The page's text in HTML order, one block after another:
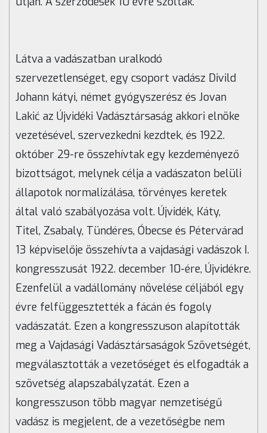
Látva a vadászatban uralkodó
szervezetlenséget, egy csoport vadász Divild
Johann kátyi, német gyógyszerész és Jovan
Lakić az Újvidéki Vadásztársaság akkori elnöke
vezetésével, szervezkedni kezdtek, és 1922.
október 29-re összehívtak egy kezdeményező
bizottságot, melynek célja a vadászaton belüli
állapotok normalizálása, törvényes keretek
által való szabályozása volt. Újvidék, Káty,
Titel, Zsabaly, Tündéres, Óbecse és Pétervárad
13 képviselője összehívta a vajdasági vadászok I.
kongresszusát 1922. december 10-ére, Újvidékre.
Ezenfelül a vadállomány növelése céljából egy
évre felfüggesztették a fácán és fogoly
vadászatát. Ezen a kongresszuson alapították
meg a Vajdasági Vadásztársaságok Szövetségét,
megválasztották a vezetőséget és elfogadták a
szövetség alapszabályzatát. Ezen a
kongresszuson több magyar nemzetiségű
vadász is megjelent, de a vezetőségbe nem